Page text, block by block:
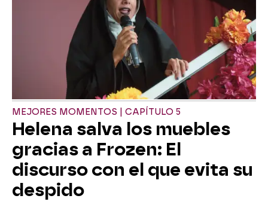
MEJORES MOMENTOS | CAPÍTULO 5
Helena salva los muebles
gracias a Frozen: El
discurso con el que evita su
despido